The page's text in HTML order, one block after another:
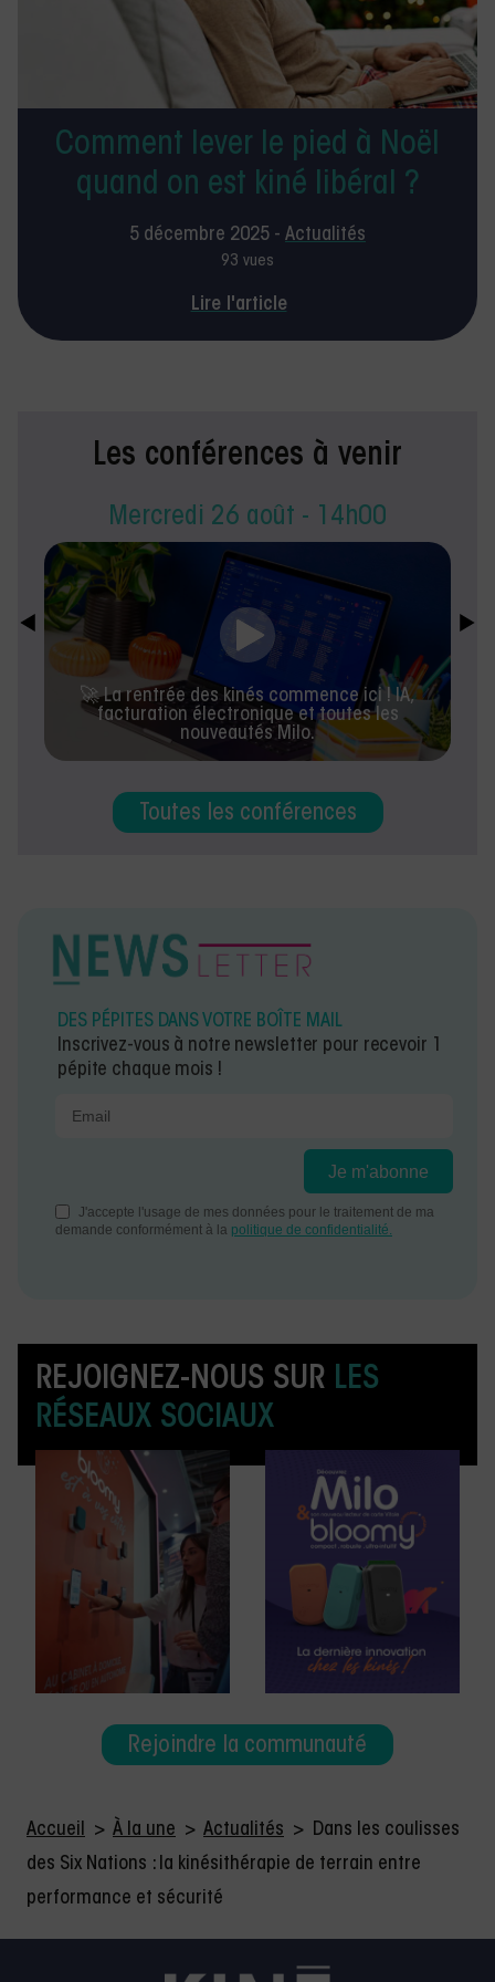
Comment lever le pied à Noël
quand on est kiné libéral ?
5 décembre 2025 - Actualités
93 vues
Lire l'article
Les conférences à venir
Mercredi 26 août - 14h00
🚀 La rentrée des kinés commence ici ! IA,
facturation électronique et toutes les
nouveautés Milo.
Toutes les conférences
DES PÉPITES DANS VOTRE BOÎTE MAIL
Inscrivez-vous à notre newsletter pour recevoir 1
pépite chaque mois !
REJOIGNEZ-NOUS SUR LES
RÉSEAUX SOCIAUX
Rejoindre la communauté
Accueil > À la une > Actualités > Dans les coulisses
des Six Nations : la kinésithérapie de terrain entre
performance et sécurité